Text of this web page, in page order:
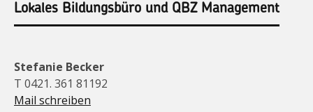
Lokales Bildungsbüro und QBZ Management
Stefanie Becker
T 0421. 361 81192
Mail schreiben